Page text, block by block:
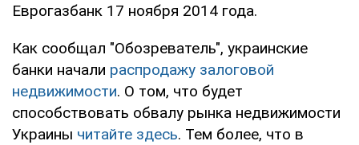
Еврогазбанк 17 ноября 2014 года.
Как сообщал "Обозреватель", украинские
банки начали распродажу залоговой
недвижимости. О том, что будет
способствовать обвалу рынка недвижимости
Украины читайте здесь. Тем более, что в